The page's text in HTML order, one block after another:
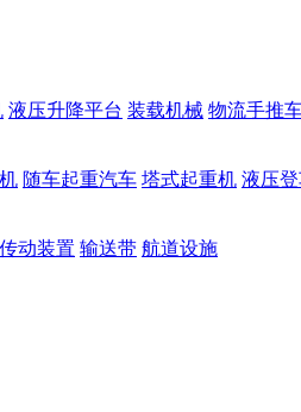
液压升降平台 装载机械 物流手推
随车起重汽车 塔式起重机 液压
传动装置 输送带 航道设施